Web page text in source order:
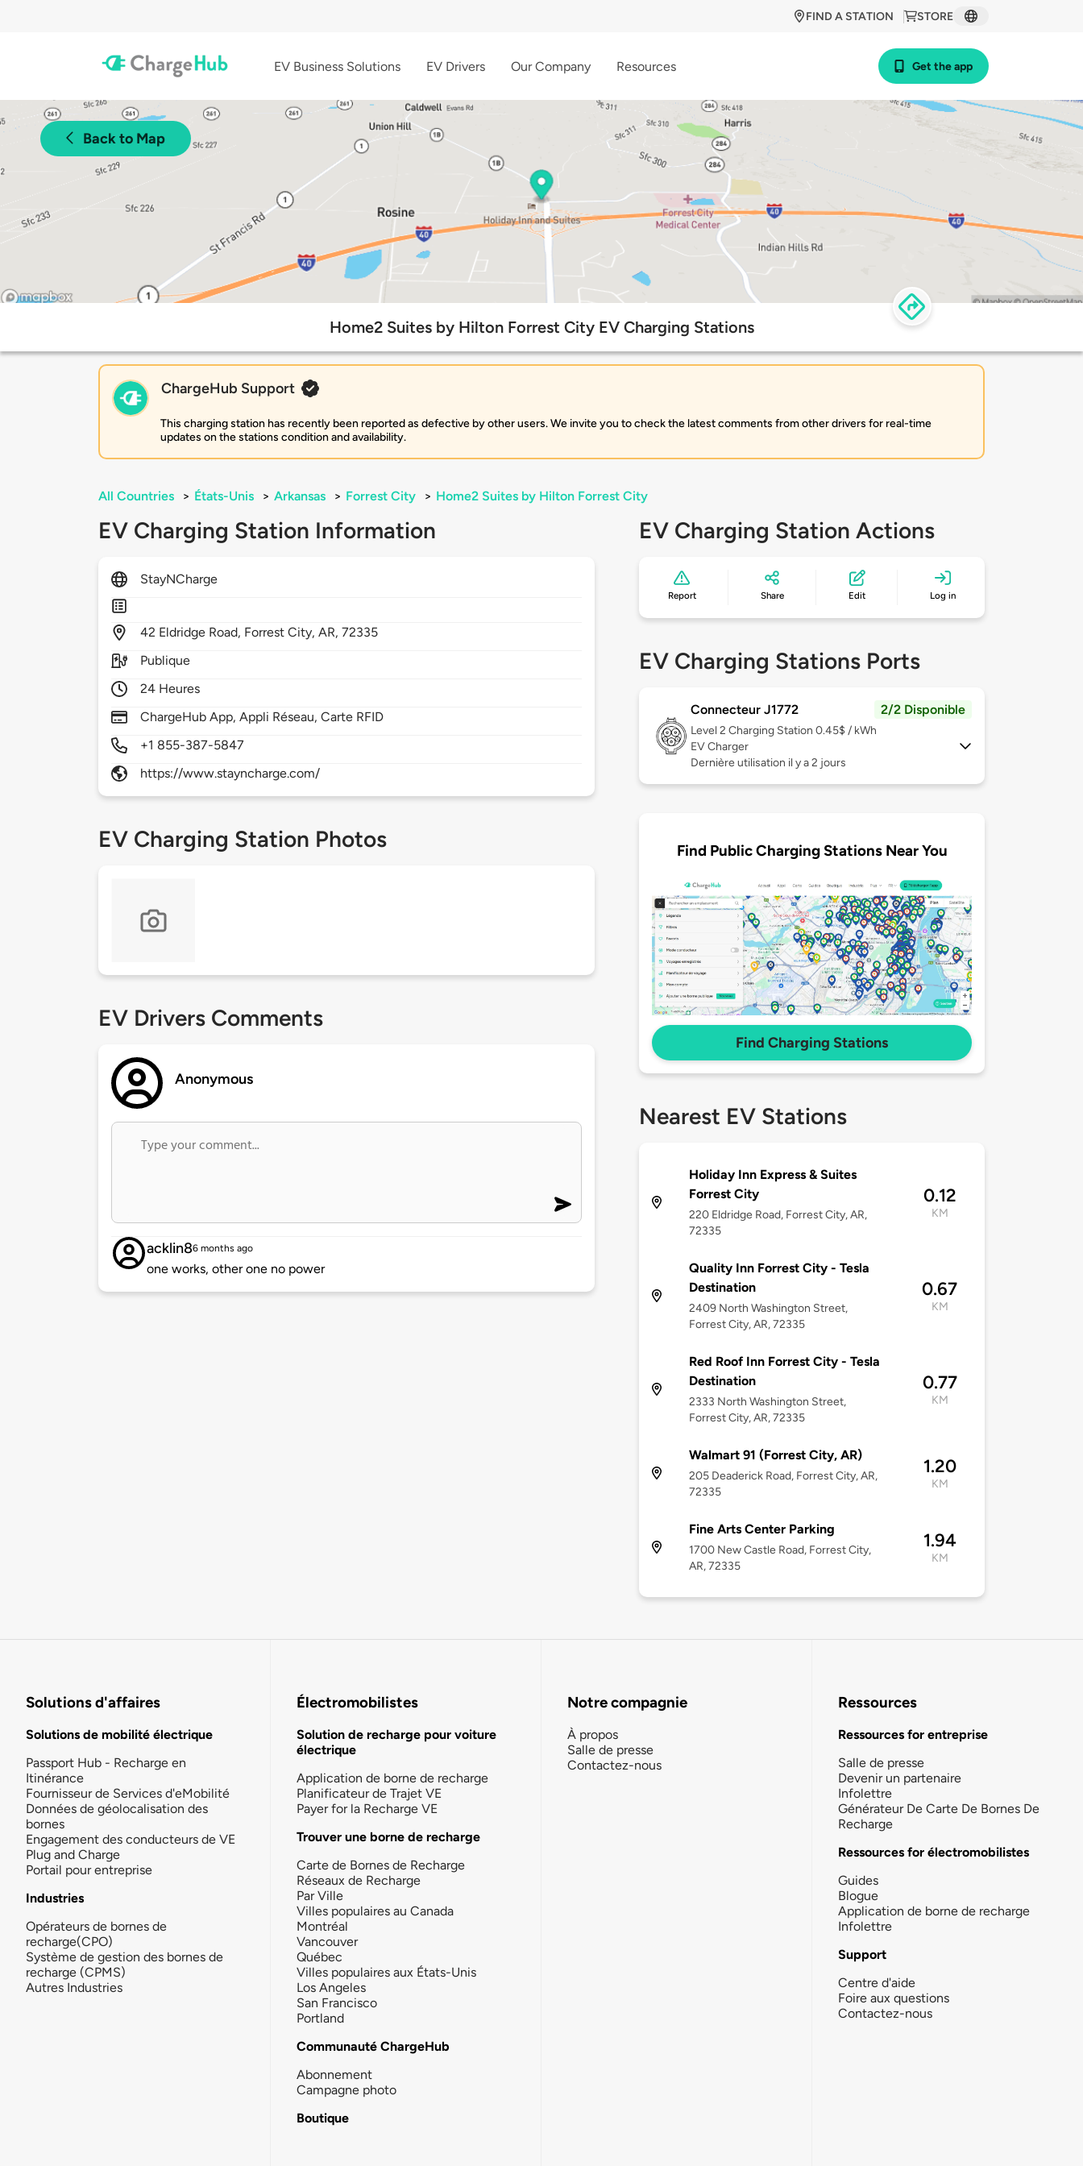
STORE
FIND A STATION
EV Business Solutions EV Drivers Our Company Resources Get the app
Back to Map
Home2 Suites by Hilton Forrest City EV Charging Stations
ChargeHub Support
This charging station has recently been reported as defective by other users. We invite you to check the latest comments from other drivers for real-time
updates on the stations condition and availability.
All Countries > États-Unis > Arkansas > Forrest City > Home2 Suites by Hilton Forrest City
EV Charging Station Information
StayNCharge
42 Eldridge Road, Forrest City,AR,72335
Publique
24 Heures
ChargeHub App, Appli Réseau, Carte RFID
+1 855-387-5847
https://www.stayncharge.com/
EV Charging Station Photos
EV Drivers Comments
Anonymous
acklin86 months ago
one works, other one no power
EV Charging Station Actions
Report Share Edit Log in
EV Charging Stations Ports
Connecteur J1772 2/2 Disponible
Level 2 Charging Station 0.45$ / kWh
EV Charger
Dernière utilisation il y a 2 jours
Find Public Charging Stations Near You
Find Charging Stations
Nearest EV Stations
Holiday Inn Express & Suites
Forrest City
220 Eldridge Road, Forrest City, AR,
72335
0.12
KM
Quality Inn Forrest City - Tesla
Destination
2409 North Washington Street,
Forrest City, AR, 72335
0.67
KM
Red Roof Inn Forrest City - Tesla
Destination
2333 North Washington Street,
Forrest City, AR, 72335
0.77
KM
Walmart 91 (Forrest City, AR)
205 Deaderick Road, Forrest City, AR,
72335
1.20
KM
Fine Arts Center Parking
1700 New Castle Road, Forrest City,
AR, 72335
1.94
KM
Solutions d'affaires
Solutions de mobilité électrique
Passport Hub - Recharge en
Itinérance
Fournisseur de Services d'eMobilité
Données de géolocalisation des
bornes
Engagement des conducteurs de VE
Plug and Charge
Portail pour entreprise
Industries
Opérateurs de bornes de
recharge(CPO)
Système de gestion des bornes de
recharge (CPMS)
Autres Industries
Électromobilistes
Solution de recharge pour voiture
électrique
Application de borne de recharge
Planificateur de Trajet VE
Payer for la Recharge VE
Trouver une borne de recharge
Carte de Bornes de Recharge
Réseaux de Recharge
Par Ville
Villes populaires au Canada
Montréal
Vancouver
Québec
Villes populaires aux États-Unis
Los Angeles
San Francisco
Portland
Communauté ChargeHub
Abonnement
Campagne photo
Boutique
Notre compagnie
À propos
Salle de presse
Contactez-nous
Ressources
Ressources for entreprise
Salle de presse
Devenir un partenaire
Infolettre
Générateur De Carte De Bornes De
Recharge
Ressources for électromobilistes
Guides
Blogue
Application de borne de recharge
Infolettre
Support
Centre d'aide
Foire aux questions
Contactez-nous